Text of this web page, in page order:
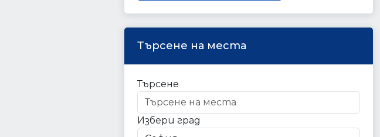
Търсене на места
Търсене
Избери град